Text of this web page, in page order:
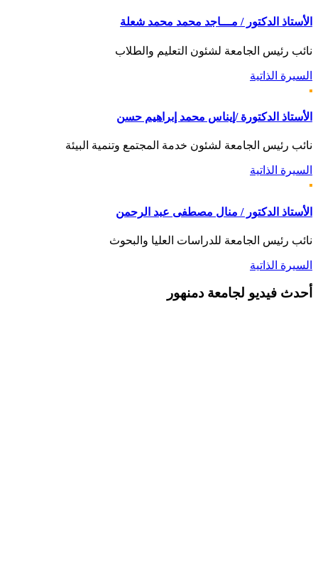
الأستاذ الدكتور / مـــاجد محمد محمد شعلة
نائب رئيس الجامعة لشئون التعليم والطلاب
السيرة الذاتية
الأستاذ الدكتورة /إيناس محمد إبراهيم حسن
نائب رئيس الجامعة لشئون خدمة المجتمع وتنمية البيئة
السيرة الذاتية
الأستاذ الدكتور / منال مصطفى عبد الرحمن
نائب رئيس الجامعة للدراسات العليا والبحوث
السيرة الذاتية
أحدث فيديو لجامعة دمنهور